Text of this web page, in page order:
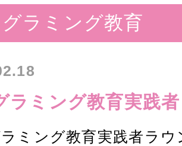
ラミング教育
ラミング教育実践
ミング教育実践者ラ